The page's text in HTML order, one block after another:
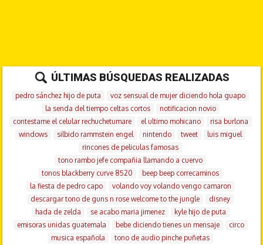
ÚLTIMAS BÚSQUEDAS REALIZADAS
pedro sánchez hijo de puta
voz sensual de mujer diciendo hola guapo
la senda del tiempo celtas cortos
notificacion novio
contestame el celular rechuchetumare
el ultimo mohicano
risa burlona
windows
silbido rammstein engel nintendo tweet
luis miguel
rincones de peliculas famosas
tono rambo jefe compañia llamando a cuervo
tonos blackberry curve 8520
beep beep correcaminos
la fiesta de pedro capo
volando voy volando vengo camaron
descargar tono de guns n rose welcome to the jungle
disney
hada de zelda
se acabo maria jimenez
kyle hijo de puta
emisoras unidas guatemala
bebe diciendo tienes un mensaje
circo
musica española
tono de audio pinche puñetas